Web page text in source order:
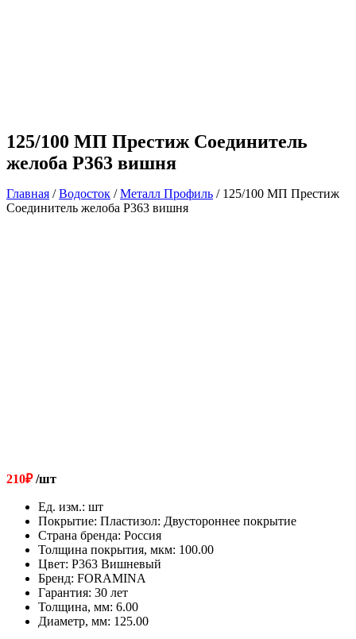
125/100 МП Престиж Соединитель
желоба P363 вишня
Главная /Водосток /Металл Профиль / 125/100 МП Престиж
Соединитель желоба P363 вишня
210₽/шт
Ед. изм.: шт
Покрытие: Пластизол: Двустороннее покрытие
Страна бренда: Россия
Толщина покрытия, мкм: 100.00
Цвет: Р363 Вишневый
Бренд: FORAMINA
Гарантия: 30 лет
Толщина, мм: 6.00
Диаметр, мм: 125.00